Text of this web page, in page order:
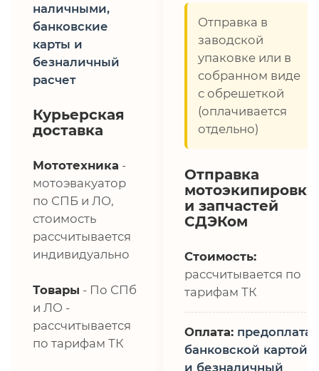
наличными,
банковские
карты и
безналичный
расчет
Курьерская
доставка
Мототехника -
мотоэвакуатор
по СПБ и ЛО,
стоимость
рассчитывается
индивидуально
Товары - По СПб
и ЛО -
рассчитывается
по тарифам ТК
Отправка в
заводской
упаковке или в
собранном виде
с обрешеткой
(оплачивается
отдельно)
Отправка
мотоэкипировки
и запчастей
СДЭКом
Стоимость:
рассчитывается по
тарифам ТК
Оплата: предоплата,
банковской картой
и безналичный